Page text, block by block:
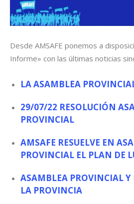
Desde AMSAFE ponemos a
Informe» con las últimas noticias
LA ASAMBLEA
29/07/22 RESOLUCIÓN
PROVINCIAL
AMSAFE RESUELVE EN
PROVINCIAL EL PLAN DE
ASAMBLEA PROVINCIAL Y
LA PROVINCIA